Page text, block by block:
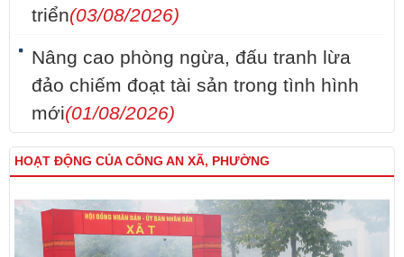
triển(03/08/2026)
Nâng cao phòng ngừa, đấu tranh lừa
đảo chiếm đoạt tài sản trong tình hình
mới(01/08/2026)
HOẠT ĐỘNG CỦA CÔNG AN XÃ, PHƯỜNG